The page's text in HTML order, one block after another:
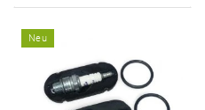
Neu